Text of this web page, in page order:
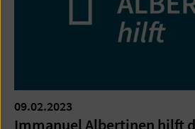
09.02.2023
Immanuel Albertinen hilft